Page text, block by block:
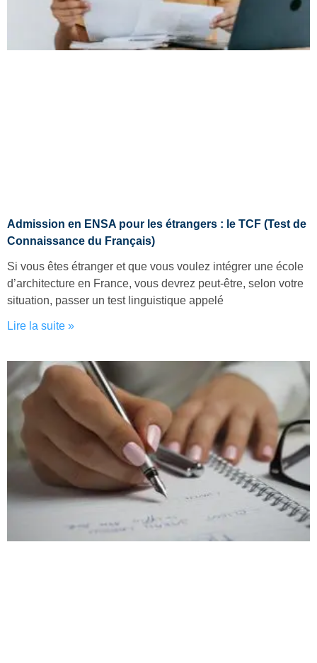
Admission en ENSA pour les étrangers : le TCF (Test de
Connaissance du Français)
Si vous êtes étranger et que vous voulez intégrer une école
d’architecture en France, vous devrez peut-être, selon votre
situation, passer un test linguistique appelé
Lire la suite »